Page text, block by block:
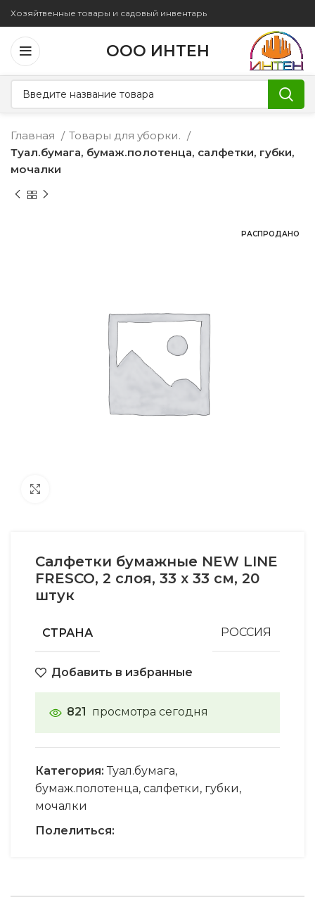
Хозяйтвенные товары и садовый инвентарь
ООО ИНТЕН
Главная
Товары для уборки.
Туал.бумага, бумаж.полотенца, салфетки, губки,
мочалки
РАСПРОДАНО
Салфетки бумажные NEW LINE
FRESCO, 2 слоя, 33 х 33 см, 20
штук
СТРАНА РОССИЯ
Добавить в избранные
821 просмотра сегодня
Категория: Туал.бумага,
бумаж.полотенца, салфетки, губки,
мочалки
Полелиться: